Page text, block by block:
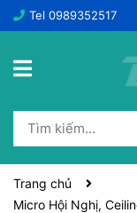
Tel 0989352517
Trang chủ
Micro Hội Nghị,